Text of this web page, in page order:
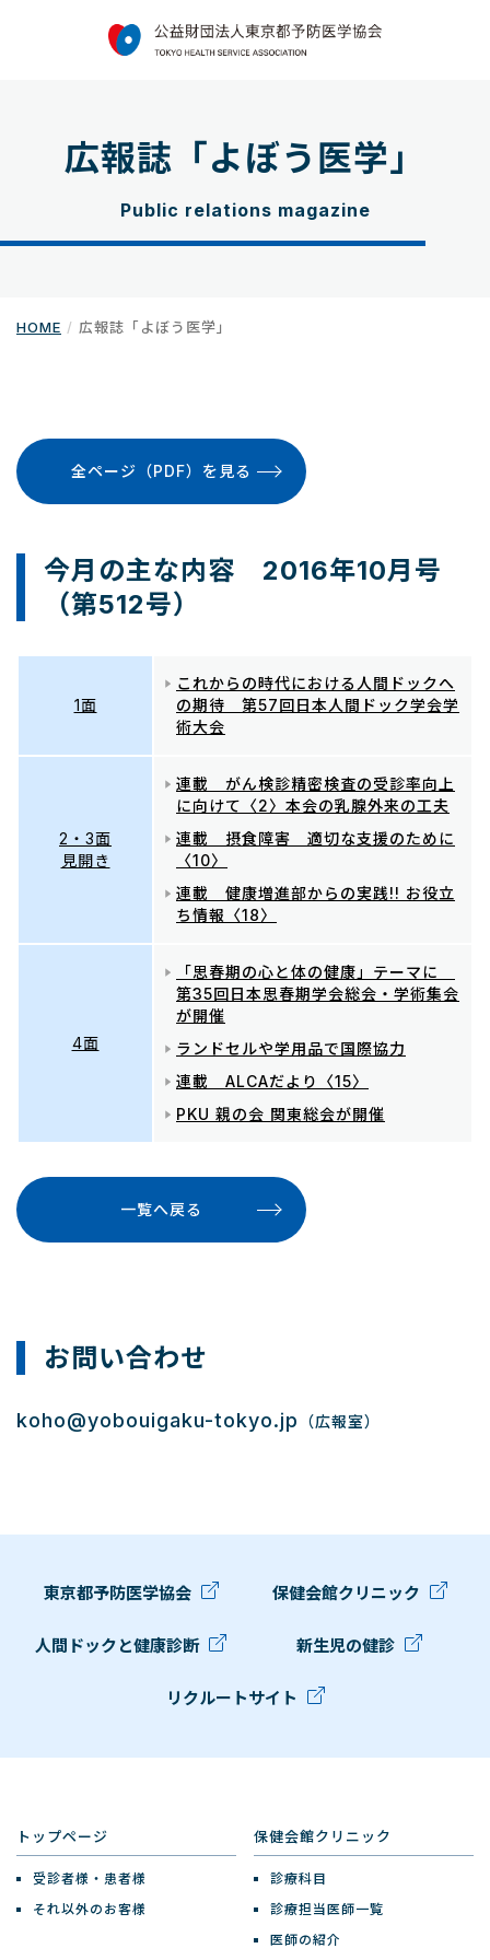
広報誌「よぼう医学」
Public relations magazine
HOME 広報誌「よぼう医学」
全ページ（PDF）を見る
今月の主な内容 2016年10月号
（第512号）
1面
これからの時代における人間ドックへ
の期待 第57回日本人間ドック学会学
術大会
2・3面
見開き
連載 がん検診精密検査の受診率向上
に向けて〈2〉本会の乳腺外来の工夫
連載 摂食障害 適切な支援のために
〈10〉
連載 健康増進部からの実践!! お役立
ち情報〈18〉
4面
「思春期の心と体の健康」テーマに
第35回日本思春期学会総会・学術集会
が開催
ランドセルや学用品で国際協力
連載 ALCAだより〈15〉
PKU 親の会 関東総会が開催
一覧へ戻る
お問い合わせ
koho@yobouigaku-tokyo.jp （広報室）
東京都予防医学協会 保健会館クリニック
人間ドックと健康診断 新生児の健診
リクルートサイト
トップページ
受診者様・患者様
それ以外のお客様
保健会館クリニック
診療科目
診療担当医師一覧
医師の紹介